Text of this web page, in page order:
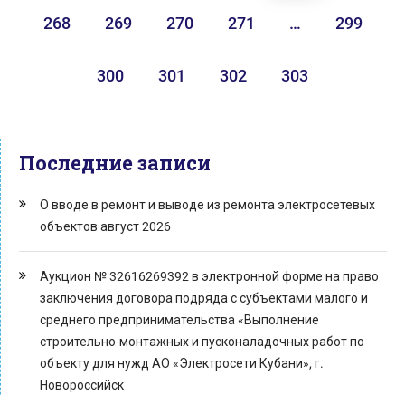
268 269 270 271 … 299
300 301 302 303
Последние записи
О вводе в ремонт и выводе из ремонта электросетевых
объектов август 2026
Аукцион № 32616269392 в электронной форме на право
заключения договора подряда с субъектами малого и
среднего предпринимательства «Выполнение
строительно-монтажных и пусконаладочных работ по
объекту для нужд АО «Электросети Кубани», г.
Новороссийск